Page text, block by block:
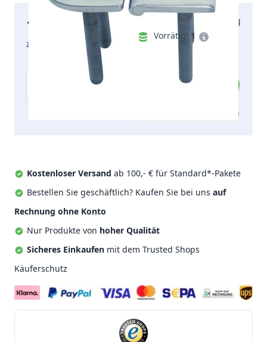
15,91 € inkl. MwSt.
zzgl. Versandkosten
Lieferung am Montag
Vorrätig: 1
Menge
Zum Angebot hinzufügen
Kostenloser Versand ab 100,- € für Standard*-Pakete
Bestellen Sie geschäftlich? Kaufen Sie bei uns auf
Rechnung ohne Konto
Nur Produkte von hoher Qualität
Sicheres Einkaufen mit dem Trusted Shops
Käuferschutz